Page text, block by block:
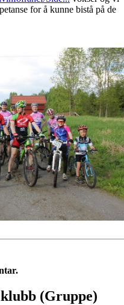
for å kunne bistå på de
(Gruppe)